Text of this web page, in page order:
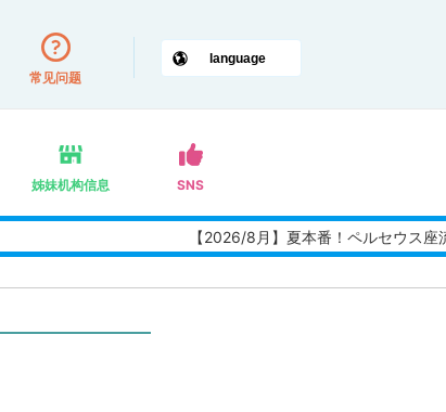
常见问题
姊妹机构信息 SNS
【2026/8月】夏本番！ペルセウス座流星